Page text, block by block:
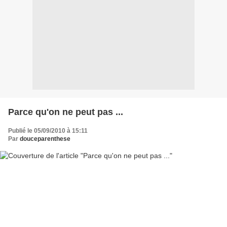
Parce qu'on ne peut pas ...
Publié le 05/09/2010 à 15:11
Par douceparenthese